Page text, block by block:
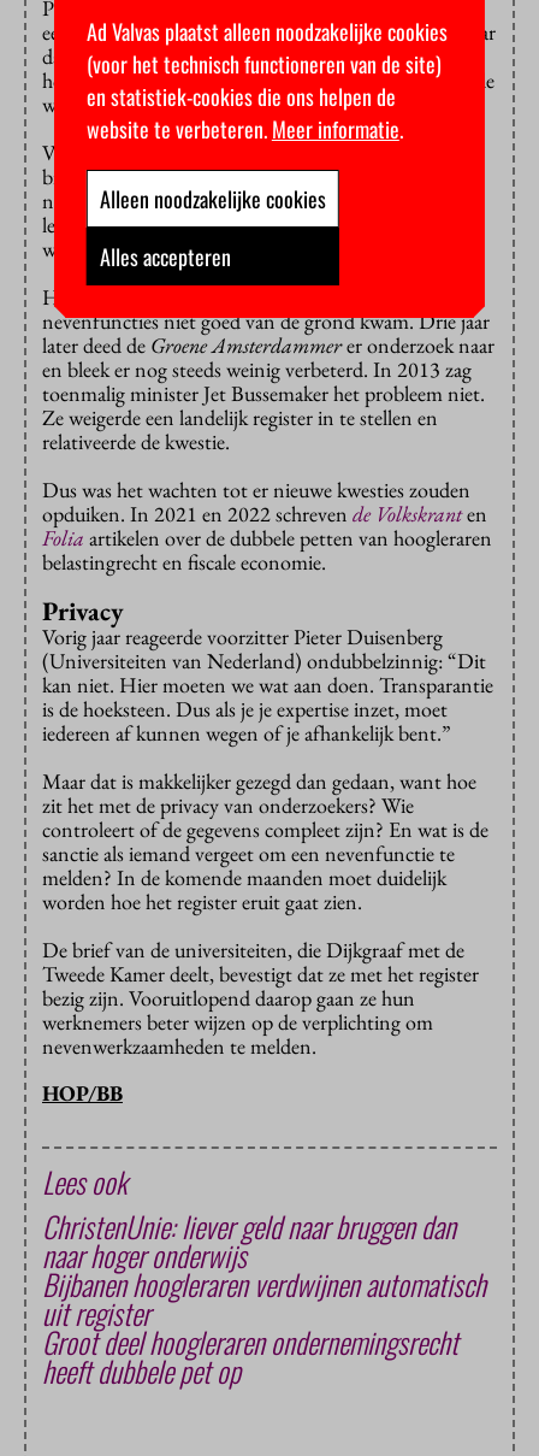
PvdA-minister Ronald Plasterk pleitte in 2008 als
eerste bewindspersoon voor een landelijk register, maar
dat kwam er niet. Wel zouden de nevenfuncties van
hoogleraren voortaan openbaar worden gemaakt op de
websites van de universiteiten zelf.
Vorig jaar meldde
bijbanen en financiering van hoogleraren nog altijd
niet op orde is. Zelfs voormalige ministers met een
leerstoel hadden hun gegevens niet compleet, onder
wie Ronald Plasterk zelf.
Het
nevenfuncties niet goed van de grond kwam. Drie jaar
later deed de Groene Amsterdammerer onderzoek naar
en bleek er nog steeds weinig verbeterd. In 2013 zag
toenmalig minister Jet Bussemaker het probleem niet.
Ze weigerde een landelijk register in te stellen en
relativeerde de kwestie.
Dus was het wachten tot er nieuwe kwesties zouden
opduiken. In 2021 en 2022 schreven de Volkskranten
Folia artikelen over de dubbele petten van hoogleraren
belastingrecht en fiscale economie.
Privacy
Vorig jaar reageerde voorzitter Pieter Duisenberg
(Universiteiten van Nederland) ondubbelzinnig: “Dit
kan niet. Hier moeten we wat aan doen. Transparantie
is de hoeksteen. Dus als je je expertise inzet, moet
iedereen af kunnen wegen of je afhankelijk bent.”
Maar dat is makkelijker gezegd dan gedaan, want hoe
zit het met de privacy van onderzoekers? Wie
controleert of de gegevens compleet zijn? En wat is de
sanctie als iemand vergeet om een nevenfunctie te
melden? In de komende maanden moet duidelijk
worden hoe het register eruit gaat zien.
De brief van de universiteiten, die Dijkgraaf met de
Tweede Kamer deelt, bevestigt dat ze met het register
bezig zijn. Vooruitlopend daarop gaan ze hun
werknemers beter wijzen op de verplichting om
nevenwerkzaamheden te melden.
HOP/BB
Lees ook
ChristenUnie: liever geld naar bruggen dan
naar hoger onderwijs
Bijbanen hoogleraren verdwijnen automatisch
uit register
Groot deel hoogleraren ondernemingsrecht
heeft dubbele pet op
Ad Valvas plaatst alleen noodzakelijke cookies
(voor het technisch functioneren van de site)
en statistiek-cookies die ons helpen de
website te verbeteren.Meer informatie.
Alleen noodzakelijke cookies
Alles accepteren